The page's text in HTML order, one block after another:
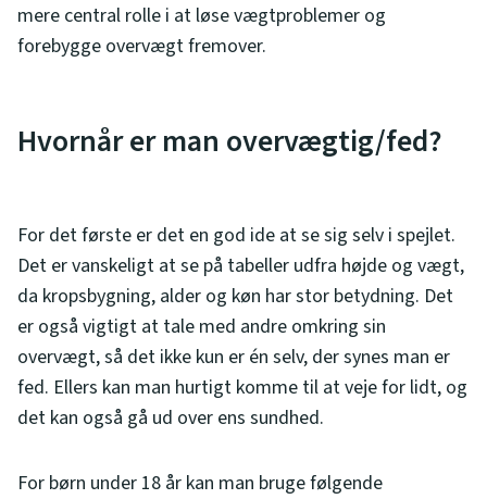
mere central rolle i at løse vægtproblemer og
forebygge overvægt fremover.
Hvornår er man overvægtig/fed?
For det første er det en god ide at se sig selv i spejlet.
Det er vanskeligt at se på tabeller udfra højde og vægt,
da kropsbygning, alder og køn har stor betydning. Det
er også vigtigt at tale med andre omkring sin
overvægt, så det ikke kun er én selv, der synes man er
fed. Ellers kan man hurtigt komme til at veje for lidt, og
det kan også gå ud over ens sundhed.
For børn under 18 år kan man bruge følgende